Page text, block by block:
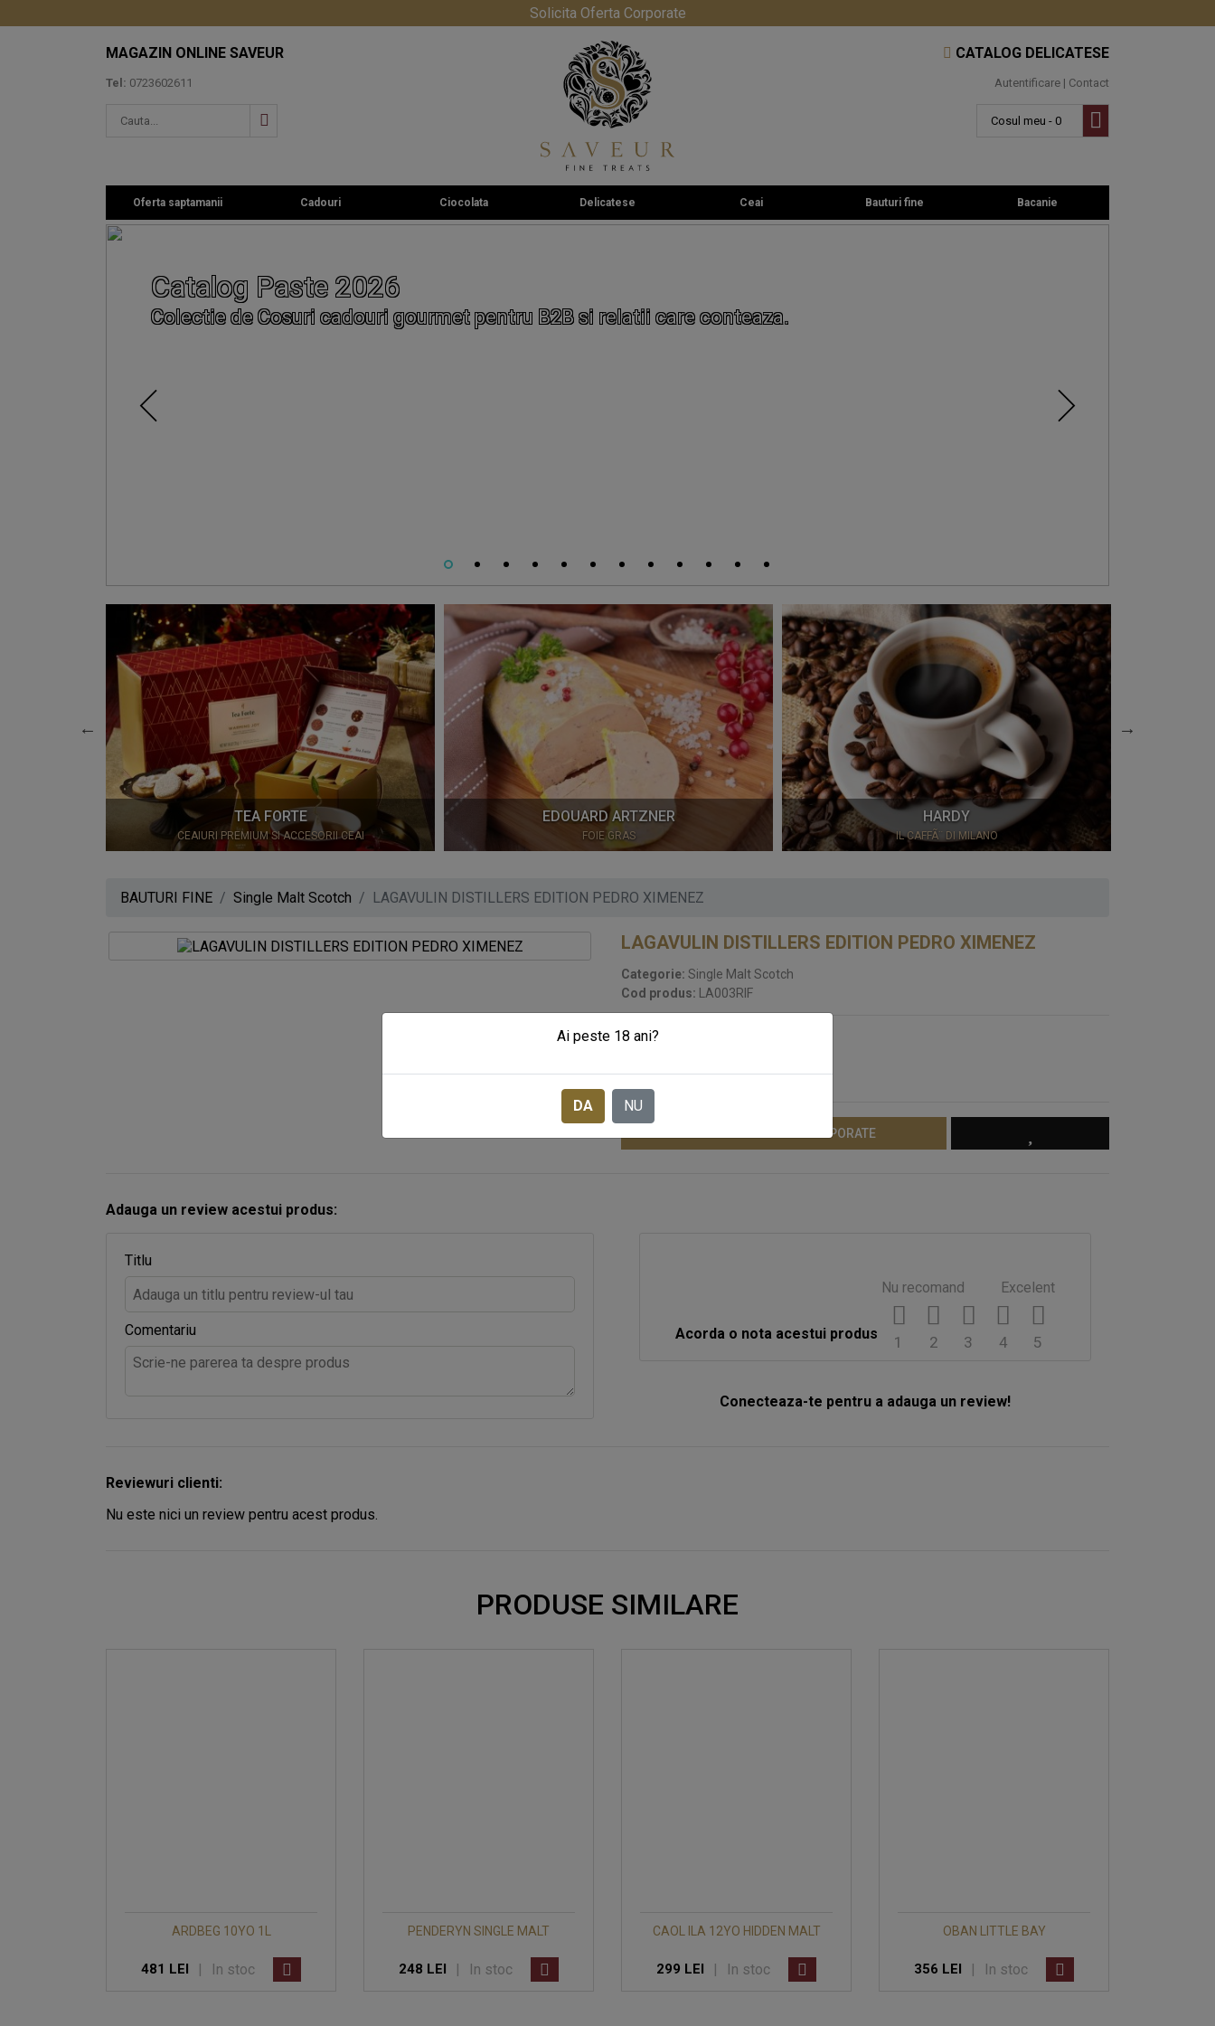
Solicita Oferta Corporate
MAGAZIN ONLINE SAVEUR
Tel: 0723602611
CATALOG DELICATESE
Autentificare | Contact
Cosul meu - 0
Oferta saptamanii Cadouri Ciocolata Delicatese Ceai Bauturi fine Bacanie
Catalog Paste 2026
Colectie de Cosuri cadouri gourmet pentru B2B si relatii care conteaza.
TEA FORTE
CEAIURI PREMIUM SI ACCESORII CEAI
EDOUARD ARTZNER
FOIE GRAS
HARDY
IL CAFFÃ¨ DI MILANO
BAUTURI FINE Single Malt Scotch LAGAVULIN DISTILLERS EDITION PEDRO XIMENEZ
LAGAVULIN DISTILLERS EDITION PEDRO XIMENEZ
Categorie: Single Malt Scotch
Cod produs: LA003RIF
STOC EPUIZAT
Pret:405LEI
SOLICITA CADOURI CORPORATE
Adauga un review acestui produs:
Titlu
Comentariu Acorda o nota acestui produs
Nu recomand Excelent
5
4
3
2
1
Conecteaza-te pentru a adauga un review!
Reviewuri clienti:
Nu este nici un review pentru acest produs.
PRODUSE SIMILARE
ARDBEG 10YO 1L
481 LEI | In stoc
PENDERYN SINGLE MALT
248 LEI | In stoc
CAOL ILA 12YO HIDDEN MALT
299 LEI | In stoc
OBAN LITTLE BAY
356 LEI | In stoc
Ai peste 18 ani?
DA NU